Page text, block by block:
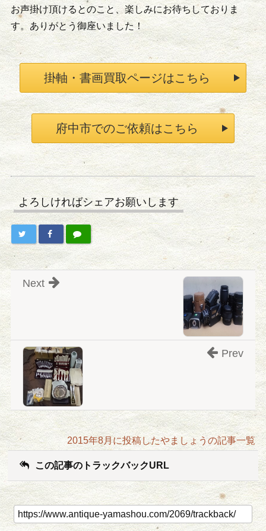
お声掛け頂けるとのこと、楽しみにお待ちしておりま
す。ありがとう御座いました！
掛軸・書画買取ページはこちら
府中市でのご依頼はこちら
よろしければシェアお願いします
Next
Prev
2015年8月に投稿したやましょうの記事一覧
この記事のトラックバックURL